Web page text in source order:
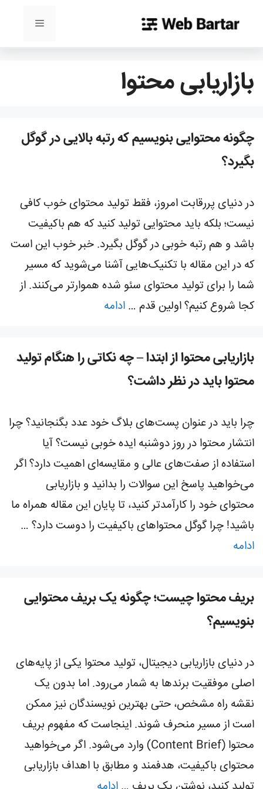
فهرست
بازاریابی محتوا
چگونه محتوایی بنویسیم که رتبه بالایی در گوگل
بگیرد؟
در دنیای پررقابت امروز، فقط تولید محتوای خوب کافی
نیست؛ بلکه باید محتوایی تولید کنید که هم باکیفیت
باشد و هم رتبه خوبی در گوگل بگیرد. خبر خوب این است
که در این مقاله با تکنیک‌هایی آشنا می‌شوید که مسیر
شما را برای تولید محتوای سئو شده هموارتر می‌کنند. از
کجا شروع کنیم؟ اولین قدم … ادامه
بازاریابی محتوا از ابتدا – چه نکاتی را هنگام تولید
محتوا باید در نظر داشت؟
چرا باید در عنوان پست‌های بلاگ خود عدد بگنجانید؟ چرا
انتشار محتوا در روز دوشنبه ایده خوبی نیست؟ آیا
استفاده از صفت‌های عالی و مقایسه‌ای اهمیت دارد؟ اگر
می‌خواهید پاسخ این سوالات را بدانید و بازاریابی
محتوای خود را کارآمدتر کنید، تا پایان این مقاله همراه ما
باشید! چرا گوگل محتواهای باکیفیت را دوست دارد؟ …
ادامه
بریف محتوا چیست؛ چگونه یک بریف محتوایی
بنویسیم؟
در دنیای بازاریابی دیجیتال، تولید محتوا یکی از پایه‌های
اصلی موفقیت برندها به شمار می‌رود. اما بدون یک
نقشه راه مشخص، حتی بهترین نویسندگان نیز ممکن
است از مسیر منحرف شوند. اینجاست که مفهوم بریف
محتوا (Content Brief) وارد می‌شود. اگر می‌خواهید
محتوای باکیفیت، هدفمند و مطابق با اهداف بازاریابی